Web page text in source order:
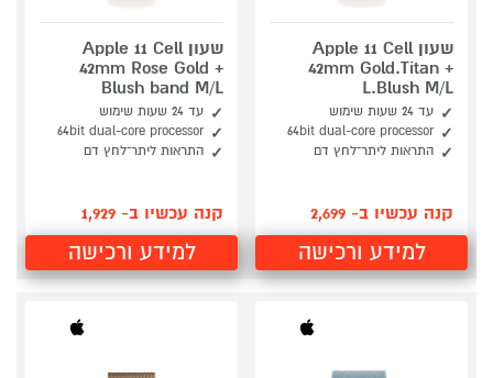
שעון Apple 11 Cell
42mm Gold.Titan +
L.Blush M/L
עד 24 שעות שימוש
64bit dual-core processor
התראות ליתר־לחץ דם
קנה עכשיו ב- 2,699
למידע ורכישה
שעון Apple 11 Cell
42mm Rose Gold +
Blush band M/L
עד 24 שעות שימוש
64bit dual-core processor
התראות ליתר־לחץ דם
קנה עכשיו ב- 1,929
למידע ורכישה